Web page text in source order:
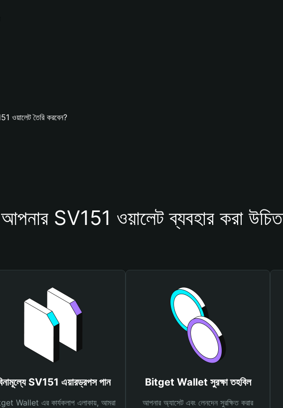
ওয়ালেট তৈরি করবেন?
SV151 ওয়ালেট ব্যবহার করা উচিত
SV151 এয়ারড্রপস পান
Wallet এর কার্যকলাপ এলাকায়, আমরা
Bitget Wallet সুরক্ষা তহবিল
আপনার অ্যাসেট এবং লেনদেন সুরক্ষিত করার